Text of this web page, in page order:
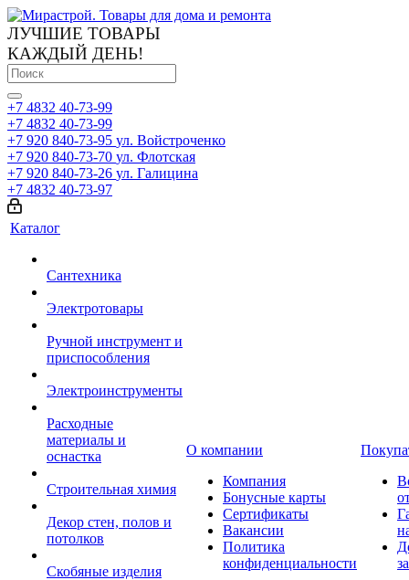
ЛУЧШИЕ ТОВАРЫ
КАЖДЫЙ ДЕНЬ!
+7 4832 40-73-99
+7 4832 40-73-99
+7 920 840-73-95 ул. Войстроченко
+7 920 840-73-70 ул. Флотская
+7 920 840-73-26 ул. Галицина
+7 4832 40-73-97
Каталог
Сантехника
Электротовары
Ручной инструмент и
приспособления
Электроинструменты
Расходные
материалы и
оснастка
Строительная химия
Декор стен, полов и
потолков
Скобяные изделия
О компании
Компания
Бонусные карты
Сертификаты
Вакансии
Политика
конфиденциальности